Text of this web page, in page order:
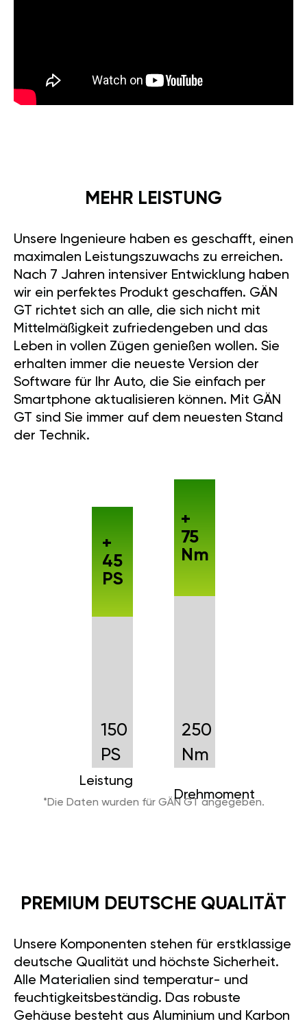
MEHR LEISTUNG
Unsere Ingenieure haben es geschafft, einen
maximalen Leistungszuwachs zu erreichen.
Nach 7 Jahren intensiver Entwicklung haben
wir ein perfektes Produkt geschaffen. GÄN
GT richtet sich an alle, die sich nicht mit
Mittelmäßigkeit zufriedengeben und das
Leben in vollen Zügen genießen wollen. Sie
erhalten immer die neueste Version der
Software für Ihr Auto, die Sie einfach per
Smartphone aktualisieren können. Mit GÄN
GT sind Sie immer auf dem neuesten Stand
der Technik.
150
PS
Leistung
+
45
PS
250
Nm
Drehmoment
+
75
Nm
*Die Daten wurden für GÄN GT angegeben.
PREMIUM DEUTSCHE QUALITÄT
Unsere Komponenten stehen für erstklassige
deutsche Qualität und höchste Sicherheit.
Alle Materialien sind temperatur- und
feuchtigkeitsbeständig. Das robuste
Gehäuse besteht aus Aluminium und Karbon